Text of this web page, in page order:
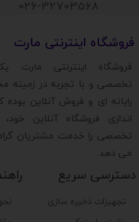
تجهیزات ذخیره سازی
دسترسی سریع
​فروشگاه اینترنتی مارت
​فروشگاه اینترنتی مارت
تخصصی و با تجربه در زمینه
رایانه ای و فروش آنلاین بوده
اندازی فروشگاه آنلاین
تخصصی را خدمت مشتریان
می دهد.
026-32703568